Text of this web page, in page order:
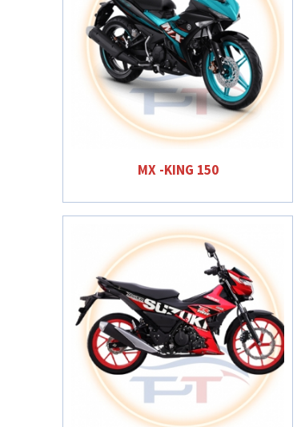
MX -KING 150